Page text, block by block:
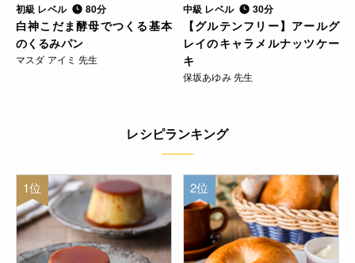
初級 レベル 80分
白神こだま酵母でつくる基本
のくるみパン
マスダ アイミ 先生
中級 レベル 30分
【グルテンフリー】アールグ
レイのキャラメルナッツケー
キ
保坂あゆみ 先生
レシピランキング
1位 2位